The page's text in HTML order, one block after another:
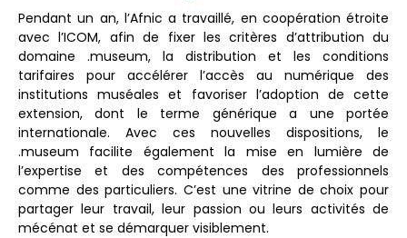
Pendant un an, l’Afnic a travaillé, en coopération étroite
avec l’ICOM, afin de fixer les critères d’attribution du
domaine .museum, la distribution et les conditions
tarifaires pour accélérer l’accès au numérique des
institutions muséales et favoriser l’adoption de cette
extension, dont le terme générique a une portée
internationale. Avec ces nouvelles dispositions, le
.museum facilite également la mise en lumière de
l’expertise et des compétences des professionnels
comme des particuliers. C’est une vitrine de choix pour
partager leur travail, leur passion ou leurs activités de
mécénat et se démarquer visiblement.